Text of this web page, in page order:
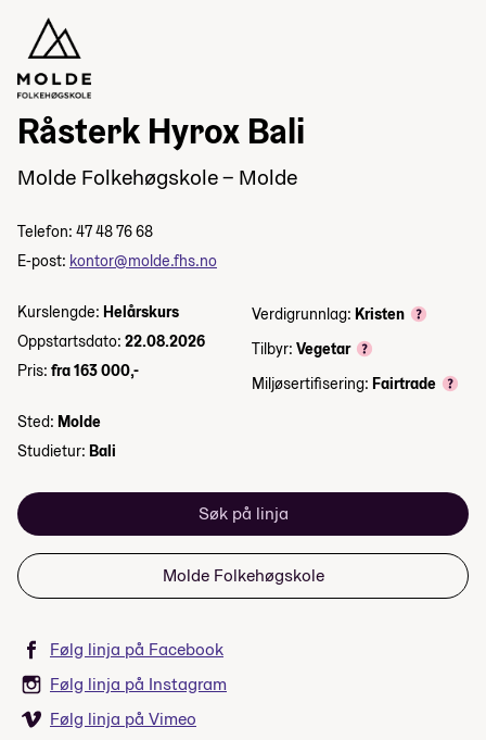
Råsterk Hyrox Bali
Molde Folkehøgskole – Molde
Telefon: 47 48 76 68
E-post: kontor@molde.fhs.no
Kurslengde: Helårskurs
Oppstartsdato: 22.08.2026
Pris: fra 163 000,-
Verdigrunnlag: Kristen
Tilbyr: Vegetar
Miljøsertifisering: Fairtrade
Sted: Molde
Studietur: Bali
Søk på linja
Molde Folkehøgskole
Følg linja på Facebook
Følg linja på Instagram
Følg linja på Vimeo